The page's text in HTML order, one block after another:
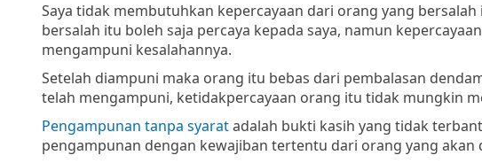
Saya tidak membutuhkan kepercayaan dari orang yang
bersalah itu boleh saja percaya kepada saya, namun
mengampuni kesalahannya.
Setelah diampuni maka orang itu bebas dari pembalasan
telah mengampuni, ketidakpercayaan orang itu tidak mungkin
Pengampunan tanpa syaratadalah bukti kasih yang tidak
pengampunan dengan kewajiban tertentu dari orang yang akan